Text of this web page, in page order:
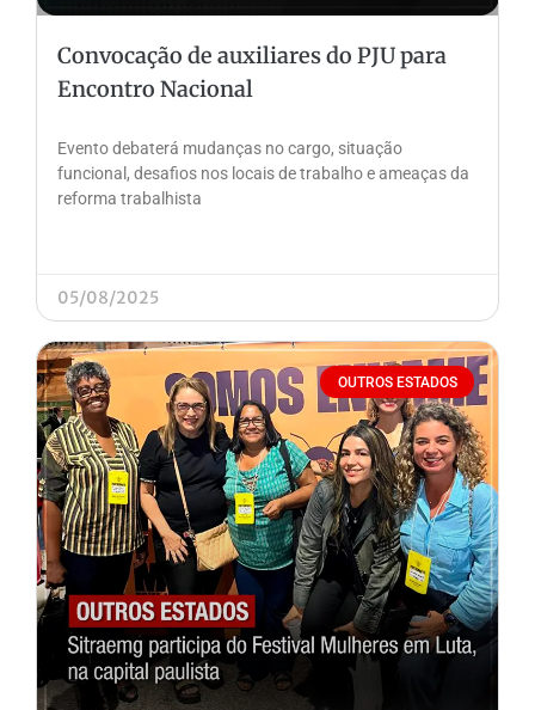
Convocação de auxiliares do PJU para
Encontro Nacional
Evento debaterá mudanças no cargo, situação
funcional, desafios nos locais de trabalho e ameaças da
reforma trabalhista
05/08/2025
OUTROS ESTADOS